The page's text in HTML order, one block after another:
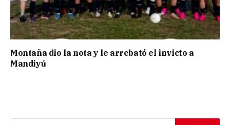
Montaña dio la nota y le arrebató el invicto a
Mandiyú